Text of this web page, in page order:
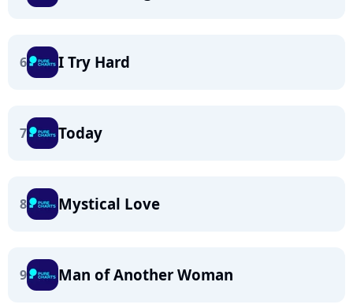
6 I Try Hard
7 Today
8 Mystical Love
9 Man of Another Woman